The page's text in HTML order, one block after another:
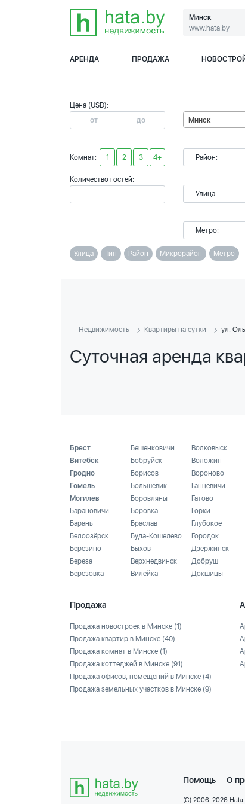
Минск
www.hata.by
АРЕНДА ПРОДАЖА
Цена (USD):
Комнат: 1 2 3 4+
Количество гостей:
Минск
Район:
Улица:
Метро:
Улица Тип Район Микрорайон Метро
Недвижимость Квартиры на сутки ул.
Суточная аренда
Брест
Витебск
Гродно
Гомель
Могилев
Барановичи
Барань
Белоозёрск
Березино
Береза
Березовка
Бешенковичи
Бобруйск
Борисов
Большевик
Боровляны
Боровка
Браслав
Буда-Кошелево
Быхов
Верхнедвинск
Вилейка
Волковыск
Воложин
Вороново
Ганцевичи
Гатово
Горки
Глубокое
Городок
Дзержинск
Добруш
Докшицы
Продажа
Продажа новостроек в Минске (1)
Продажа квартир в Минске (40)
Продажа комнат в Минске (1)
Продажа коттеджей в Минске (91)
Продажа офисов, помещений в Минске (4)
Продажа земельных участков в Минске (9)
Помощь О
(C) 2006-2026